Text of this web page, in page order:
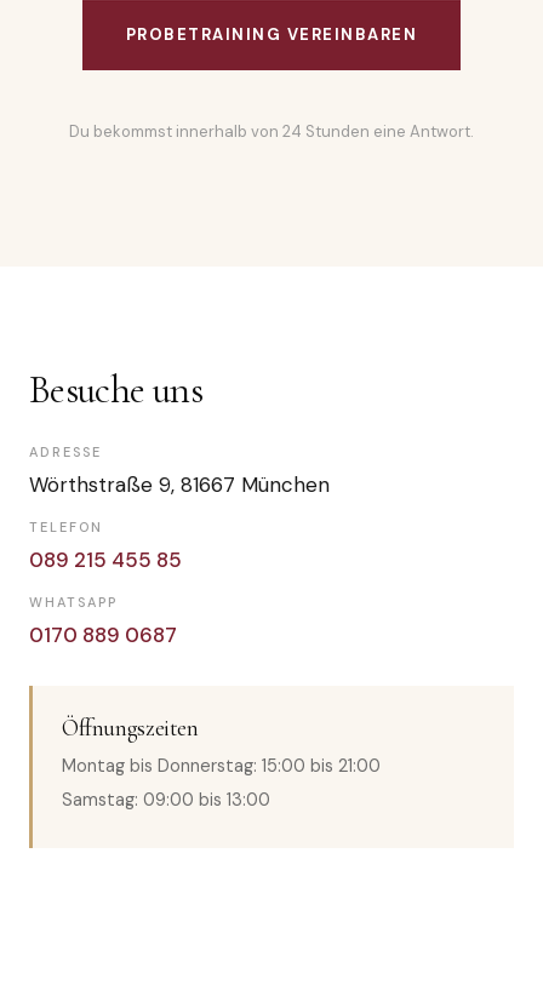
PROBETRAINING VEREINBAREN
Du bekommst innerhalb von 24 Stunden eine Antwort.
Besuche uns
ADRESSE
Wörthstraße 9, 81667 München
TELEFON
089 215 455 85
WHATSAPP
0170 889 0687
Öffnungszeiten
Montag bis Donnerstag: 15:00 bis 21:00
Samstag: 09:00 bis 13:00